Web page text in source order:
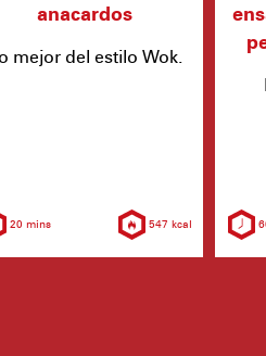
anacardos
mejor del estilo Wok.
20 mins 547 kcal